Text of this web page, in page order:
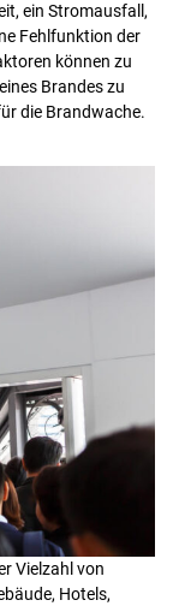
ein Stromausfall,
Fehlfunktion der
können zu
Brandes zu
die Brandwache.
Vielzahl von
Hotels,